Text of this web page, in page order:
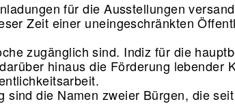
für die Ausstellungen
Zeit einer uneingeschränkten
zugänglich sind. Indiz für die
hinaus die Förderung lebender
sind die Namen zweier Bürgen, die